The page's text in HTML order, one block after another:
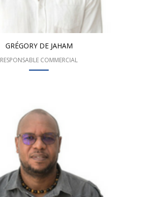
GRÉGORY DE JAHAM
RESPONSABLE COMMERCIAL